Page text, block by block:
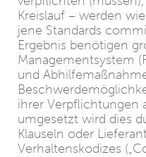
Kreislauf – werden
jene Standards
Ergebnis benötigen
Managementsystem
und
ihrer Verpflichtungen
umgesetzt wird dies
Klauseln oder
Verhaltenskodizes